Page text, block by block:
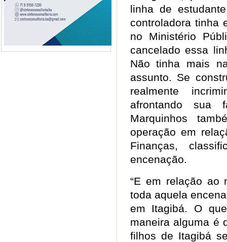
linha de
controladora tinha
no Ministério
cancelado essa
Não tinha mais
assunto. Se
realmente
afrontando sua
Marquinhos
operação em
Finanças,
encenação.
“E em relação ao
toda aquela
em Itagibá. O
maneira alguma é
filhos de Itagibá